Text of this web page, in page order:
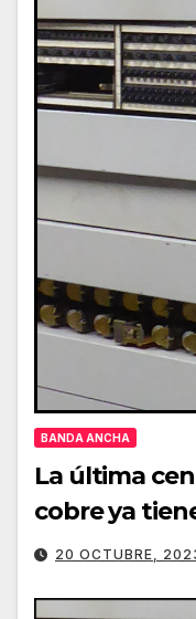
BANDA ANCHA
La última
cobre ya
20 OCTUBRE,